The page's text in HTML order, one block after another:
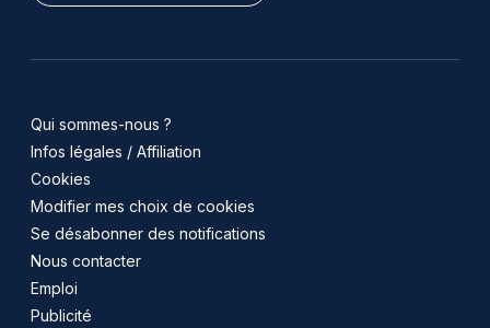
Qui sommes-nous ?
Infos légales / Affiliation
Cookies
Modifier mes choix de cookies
Se désabonner des notifications
Nous contacter
Emploi
Publicité